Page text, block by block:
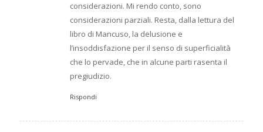
considerazioni. Mi rendo conto, sono
considerazioni parziali. Resta, dalla lettura del
libro di Mancuso, la delusione e
l’insoddisfazione per il senso di superficialità
che lo pervade, che in alcune parti rasenta il
pregiudizio.
Rispondi